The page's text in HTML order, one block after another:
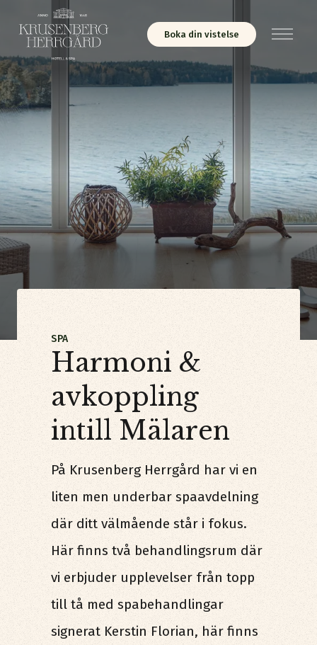
Boka din vistelse Meny
SPA
Harmoni &
avkoppling
intill Mälaren
På Krusenberg Herrgård har vi en
liten men underbar spaavdelning
där ditt välmående står i fokus.
Här finns två behandlingsrum där
vi erbjuder upplevelser från topp
till tå med spabehandlingar
signerat Kerstin Florian, här finns